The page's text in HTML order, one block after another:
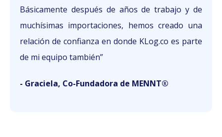
Básicamente después de años de trabajo y de
muchísimas importaciones, hemos creado una
relación de confianza en donde KLog.co es parte
de mi equipo también”
- Graciela, Co-Fundadora de MENNT®